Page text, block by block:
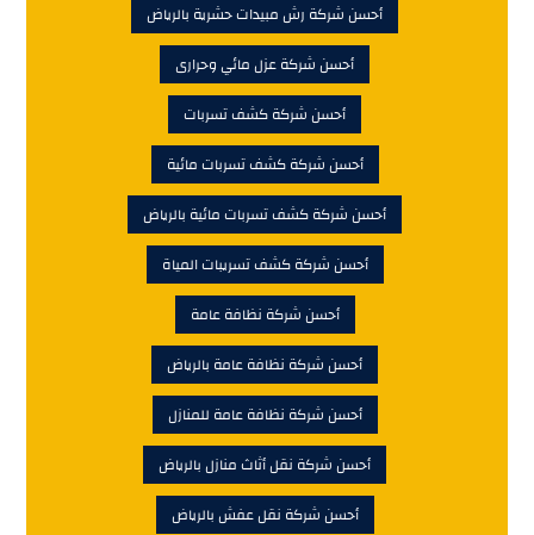
أحسن شركة رش مبيدات حشرية بالرياض
أحسن شركة عزل مائي وحرارى
أحسن شركة كشف تسربات
أحسن شركة كشف تسربات مائية
أحسن شركة كشف تسربات مائية بالرياض
أحسن شركة كشف تسريبات المياة
أحسن شركة نظافة عامة
أحسن شركة نظافة عامة بالرياض
أحسن شركة نظافة عامة للمنازل
أحسن شركة نقل أثاث منازل بالرياض
أحسن شركة نقل عفش بالرياض